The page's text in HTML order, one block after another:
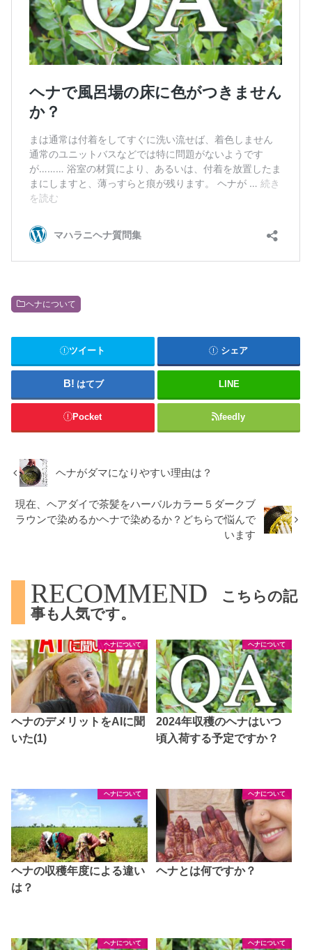
ヘナについて
ツイート シェア
はてブ LINE
Pocket feedly
ヘナがダマになりやすい理由は？
現在、ヘアダイで茶髪をハーバルカラー５ダークブ
ラウンで染めるかヘナで染めるか？どちらで悩んで
います
RECOMMEND
こちらの記
事も人気です。
ヘナについて
ヘナのデメリットをAIに聞
いた(1)
ヘナについて
2024年収穫のヘナはいつ
頃入荷する予定ですか？
ヘナについて
ヘナの収穫年度による違い
は？
ヘナについて
ヘナとは何ですか？
ヘナについて ヘナについて